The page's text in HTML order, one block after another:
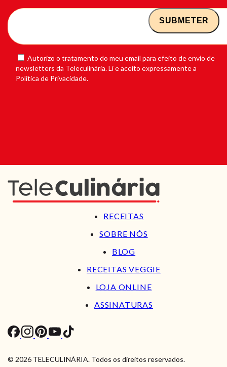
Autorizo o tratamento do meu email para efeito de envio de
newsletters da Teleculinária. Li e aceito expressamente a
Política de Privacidade.
RECEITAS
SOBRE NÓS
BLOG
RECEITAS VEGGIE
LOJA ONLINE
ASSINATURAS
© 2026 TELECULINÁRIA. Todos os direitos reservados.